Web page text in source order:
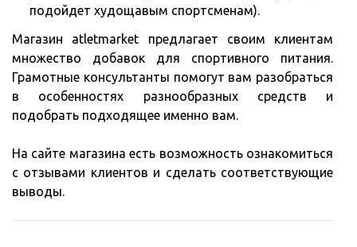
подойдет худощавым спортсменам).
Магазин atletmarket предлагает своим клиентам
множество добавок для спортивного питания.
Грамотные консультанты помогут вам разобраться
в особенностях разнообразных средств и
подобрать подходящее именно вам.
На сайте магазина есть возможность ознакомиться
с отзывами клиентов и сделать соответствующие
выводы.